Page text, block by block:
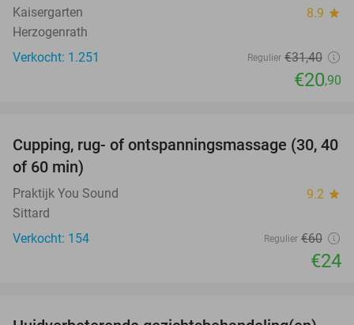
Kaisergarten 8.9 star
Herzogenrath
Verkocht: 1.251
Regulier €31,40
€20,90
60%
Cupping, rug- of ontspanningsmassage (30, 40
of 60 min)
Praktijk You Sound 9.2 star
Sittard
Verkocht: 154
Regulier €60
€24